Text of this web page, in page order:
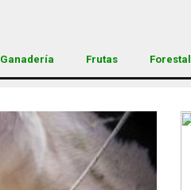
Ganadería Frutas Forestal